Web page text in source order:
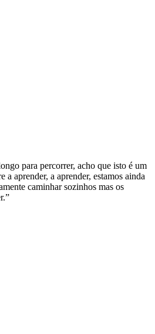
para percorrer, acho que isto é um
a aprender, a aprender, estamos ainda
caminhar sozinhos mas os